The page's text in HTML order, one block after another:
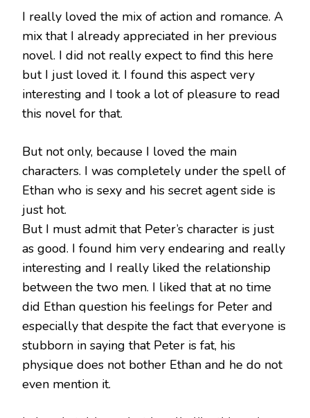
I really loved the mix of action and romance. A
mix that I already appreciated in her previous
novel. I did not really expect to find this here
but I just loved it. I found this aspect very
interesting and I took a lot of pleasure to read
this novel for that.
But not only, because I loved the main
characters. I was completely under the spell of
Ethan who is sexy and his secret agent side is
just hot.
But I must admit that Peter’s character is just
as good. I found him very endearing and really
interesting and I really liked the relationship
between the two men. I liked that at no time
did Ethan question his feelings for Peter and
especially that despite the fact that everyone is
stubborn in saying that Peter is fat, his
physique does not bother Ethan and he do not
even mention it.